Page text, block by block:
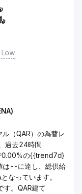
（QAR）の為替レ
の{{trend7d}
は--に達し、総供給
なっています。
。QAR建て